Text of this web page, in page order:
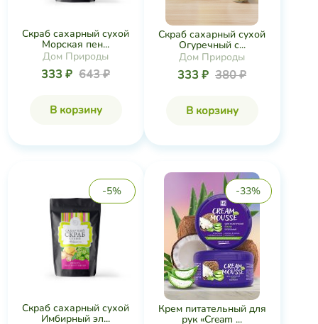
Скраб сахарный сухой
Морская пен...
Дом Природы
333 ₽ 643 ₽
В корзину
Скраб сахарный сухой
Огуречный с...
Дом Природы
333 ₽ 380 ₽
В корзину
-5%
Скраб сахарный сухой
Имбирный эл...
-33%
Крем питательный для
рук «Cream ...